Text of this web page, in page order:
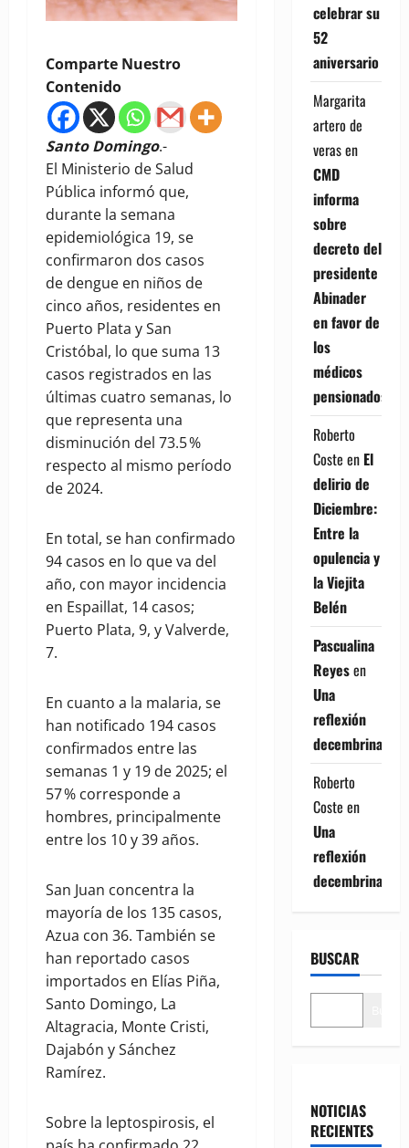
Comparte Nuestro
Contenido
Santo Domingo.-
El Ministerio de Salud
Pública informó que,
durante la semana
epidemiológica 19, se
confirmaron dos casos
de dengue en niños de
cinco años, residentes en
Puerto Plata y San
Cristóbal, lo que suma 13
casos registrados en las
últimas cuatro semanas, lo
que representa una
disminución del 73.5 %
respecto al mismo período
de 2024.
En total, se han confirmado
94 casos en lo que va del
año, con mayor incidencia
en Espaillat, 14 casos;
Puerto Plata, 9, y Valverde,
7.
En cuanto a la malaria, se
han notificado 194 casos
confirmados entre las
semanas 1 y 19 de 2025; el
57 % corresponde a
hombres, principalmente
entre los 10 y 39 años.
San Juan concentra la
mayoría de los 135 casos,
Azua con 36. También se
han reportado casos
importados en Elías Piña,
Santo Domingo, La
Altagracia, Monte Cristi,
Dajabón y Sánchez
Ramírez.
Sobre la leptospirosis, el
celebrar su
52
aniversario
Margarita
artero de
verasen
CMD
informa
sobre
decreto del
presidente
Abinader
en favor de
los
médicos
pensionados
Roberto
Coste en El
delirio de
Diciembre:
Entre la
opulencia y
la Viejita
Belén
Pascualina
Reyesen
Una
reflexión
decembrina
Roberto
Coste en
Una
reflexión
decembrina
BUSCAR
NOTICIAS
RECIENTES